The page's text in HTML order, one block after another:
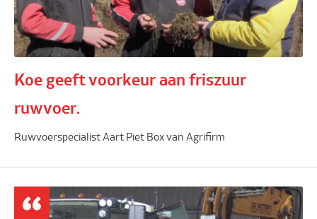
Koe geeft voorkeur aan friszuur
ruwvoer.
Ruwvoerspecialist Aart Piet Box van Agrifirm